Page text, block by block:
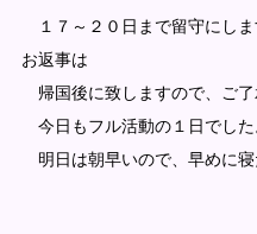
１７～２０日まで留守にし
お返事は
帰国後に致しますので、ご了
今日もフル活動の１日でした
明日は朝早いので、早めに